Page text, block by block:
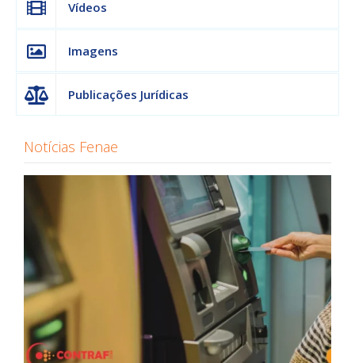
Vídeos
Imagens
Publicações Jurídicas
Notícias Fenae